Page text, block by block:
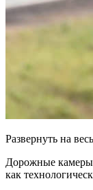
Развернуть на
Дорожные камеры
как